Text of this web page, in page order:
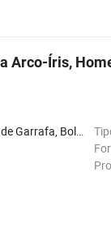
Arco-Íris,
Relógio de Pulso, Relógio, Bússola, Gifts